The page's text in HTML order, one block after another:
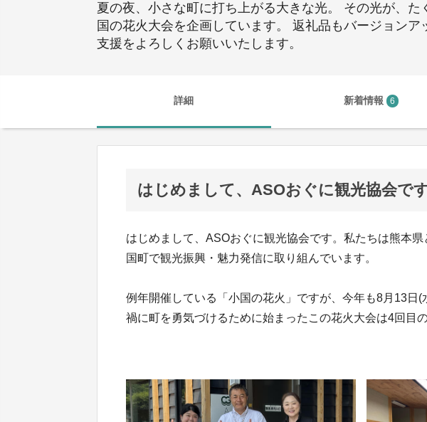
夏の夜、小さな町に打ち上がる大きな光。 その光が、
国の花火大会を企画しています。 返礼品もバージョン
支援をよろしくお願いいたします。
詳細 新着情報 6
はじめまして、ASOおぐに観光協会です
はじめまして、ASOおぐに観光協会です。私たちは熊本
国町で観光振興・魅力発信に取り組んでいます。
例年開催している「小国の花火」ですが、今年も8月13日
禍に町を勇気づけるために始まったこの花火大会は4回目